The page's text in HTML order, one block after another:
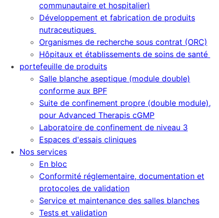
communautaire et hospitalier)
Développement et fabrication de produits
nutraceutiques
Organismes de recherche sous contrat (ORC)
Hôpitaux et établissements de soins de santé
portefeuille de produits
Salle blanche aseptique (module double)
conforme aux BPF
Suite de confinement propre (double module),
pour Advanced Therapis cGMP
Laboratoire de confinement de niveau 3
Espaces d'essais cliniques
Nos services
En bloc
Conformité réglementaire, documentation et
protocoles de validation
Service et maintenance des salles blanches
Tests et validation